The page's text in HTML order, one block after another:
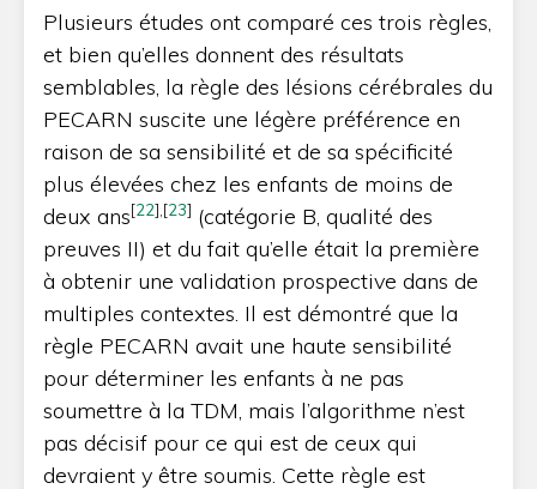
Plusieurs études ont comparé ces trois règles,
et bien qu’elles donnent des résultats
semblables, la règle des lésions cérébrales du
PECARN suscite une légère préférence en
raison de sa sensibilité et de sa spécificité
plus élevées chez les enfants de moins de
deux ans[22] [23] (catégorie B, qualité des
preuves II) et du fait qu’elle était la première
à obtenir une validation prospective dans de
multiples contextes. Il est démontré que la
règle PECARN avait une haute sensibilité
pour déterminer les enfants à ne pas
soumettre à la TDM, mais l’algorithme n’est
pas décisif pour ce qui est de ceux qui
devraient y être soumis. Cette règle est